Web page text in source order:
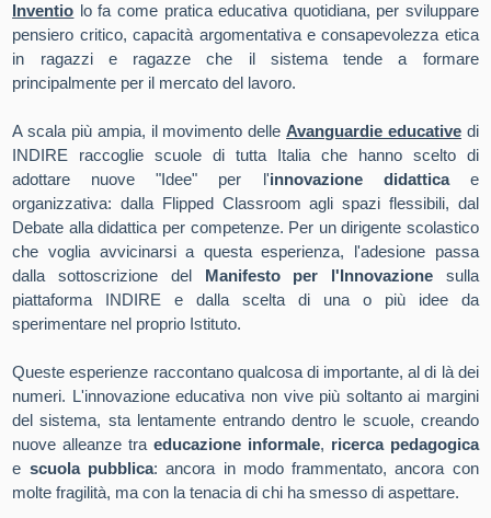
Inventio lo fa come pratica educativa quotidiana, per sviluppare
pensiero critico, capacità argomentativa e consapevolezza etica
in ragazzi e ragazze che il sistema tende a formare
principalmente per il mercato del lavoro.
A scala più ampia, il movimento delleAvanguardie educativedi
INDIRE raccoglie scuole di tutta Italia che hanno scelto di
adottare nuove "Idee" per l'innovazione didatticae
organizzativa: dalla Flipped Classroom agli spazi flessibili, dal
Debate alla didattica per competenze. Per un dirigente scolastico
che voglia avvicinarsi a questa esperienza, l'adesione passa
dalla sottoscrizione del Manifesto per l'Innovazione sulla
piattaforma INDIRE e dalla scelta di una o più idee da
sperimentare nel proprio Istituto.
Queste esperienze raccontano qualcosa di importante, al di là dei
numeri. L'innovazione educativa non vive più soltanto ai margini
del sistema, sta lentamente entrando dentro le scuole, creando
nuove alleanze tra educazione informale, ricerca pedagogica
e scuola pubblica: ancora in modo frammentato, ancora con
molte fragilità, ma con la tenacia di chi ha smesso di aspettare.